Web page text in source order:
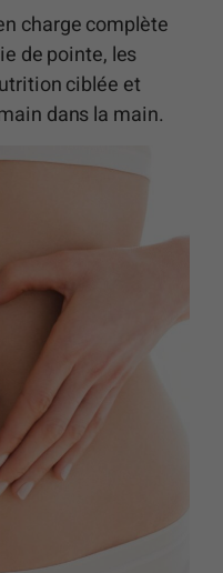
charge complète
de pointe, les
ciblée et
dans la main.